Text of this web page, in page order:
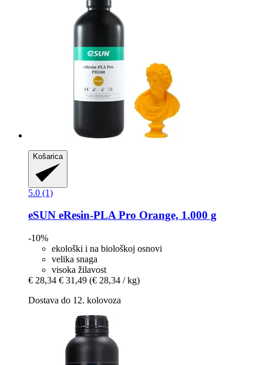
Košarica
5.0 (1)
eSUN eResin-​PLA Pro Orange, 1.000 g
-10%
ekološki i na biološkoj osnovi
velika snaga
visoka žilavost
€ 28,34 € 31,49 (€ 28,34 / kg)
Dostava do 12. kolovoza